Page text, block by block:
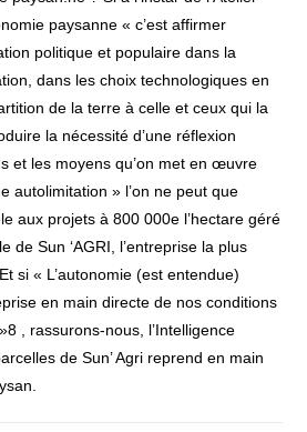
paysanne « c’est affirmer
politique et populaire dans la
dans les choix technologiques en
de la terre à celle et ceux qui la
la nécessité d’une réflexion
et les moyens qu’on met en œuvre
autolimitation » l’on ne peut que
aux projets à 800 000e l’hectare géré
de Sun ‘AGRI, l’entreprise la plus
si « L’autonomie (est entendue)
en main directe de nos conditions
, rassurons-nous, l’Intelligence
de Sun’ Agri reprend en main